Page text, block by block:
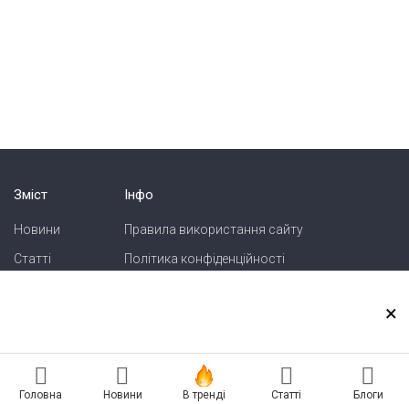
Зміст
Новини
Статті
Інфо
Правила використання сайту
Політика конфіденційності
Реклама на сайті
Есть новость? Присылайте — разместим!
×
Головна Новини В тренді Статті Блоги